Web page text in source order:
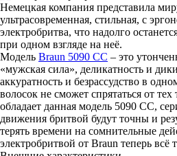
Немецкая компания представила
ультрасовременная, стильная, с
электробритва, что надолго
при одном взгляде на неё.
Модель Braun 5090 СС – это
«мужская сила», деликатность и
аккуратность и безрассудство в
волосок не сможет спрятаться от
обладает данная модель 5090 СС,
движения бритвой будут точны и
терять времени на сомнительные
электробритвой от Braun теперь всё